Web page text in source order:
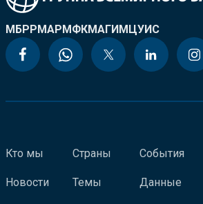
МБРРМАРМФКМАГИМЦУИС
Кто мы
Новости
Страны
Темы
События
Данные